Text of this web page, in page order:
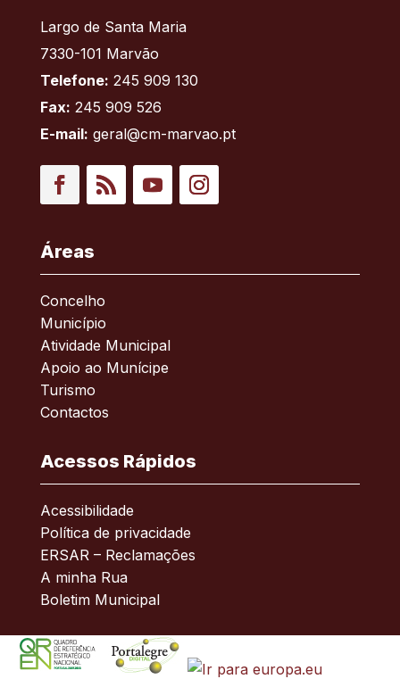
Largo de Santa Maria
7330-101 Marvão
Telefone: 245 909 130
Fax: 245 909 526
E-mail: geral@cm-marvao.pt
Áreas
Concelho
Município
Atividade Municipal
Apoio ao Munícipe
Turismo
Contactos
Acessos Rápidos
Acessibilidade
Política de privacidade
ERSAR – Reclamações
A minha Rua
Boletim Municipal